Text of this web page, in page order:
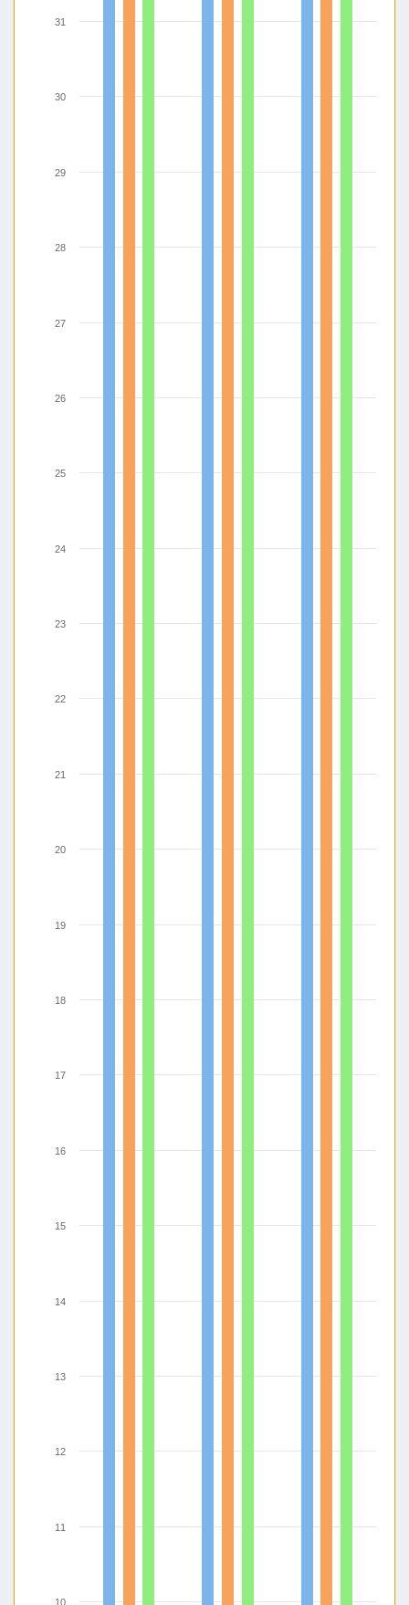
20
10
11
12
13
14
15
16
17
18
19
21
22
23
24
25
26
27
28
29
30
31